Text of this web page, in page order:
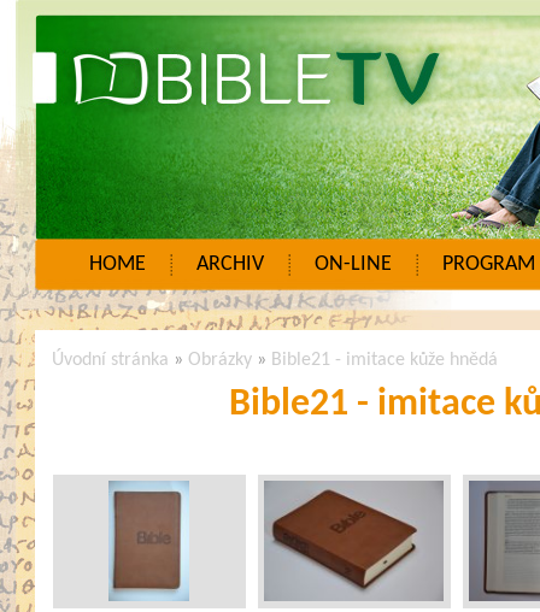
HOME ARCHIV ON-LINE PROGRAM
Úvodní stránka » Obrázky » Bible21 - imitace kůže hnědá
Bible21 - imitace